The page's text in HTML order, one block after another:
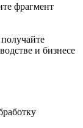
фрагмент
и бизнесе